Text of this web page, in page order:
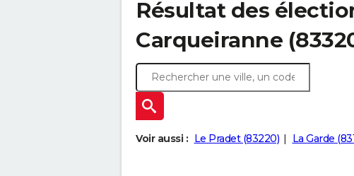
Résultat des
Carqueiranne
Voir aussi : Le Pradet (83220) La Garde